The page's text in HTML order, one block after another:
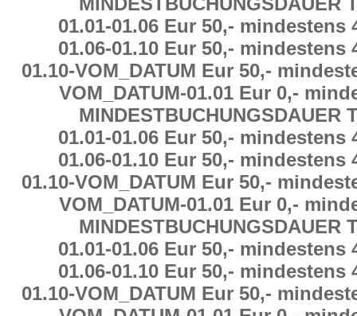
01.01-01.06 Eur 50,- mindestens
01.06-01.10 Eur 50,- mindestens
01.10-VOM_DATUM Eur 50,-
VOM_DATUM-01.01 Eur 0,-
MINDESTBUCHUNGSDAUER
01.01-01.06 Eur 50,- mindestens
01.06-01.10 Eur 50,- mindestens
01.10-VOM_DATUM Eur 50,-
VOM_DATUM-01.01 Eur 0,-
MINDESTBUCHUNGSDAUER
01.01-01.06 Eur 50,- mindestens
01.06-01.10 Eur 50,- mindestens
01.10-VOM_DATUM Eur 50,-